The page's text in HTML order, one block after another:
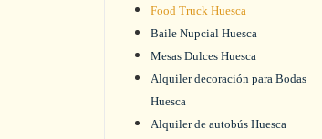
Food Truck Huesca
Baile Nupcial Huesca
Mesas Dulces Huesca
Alquiler decoración para Bodas
Huesca
Alquiler de autobús Huesca